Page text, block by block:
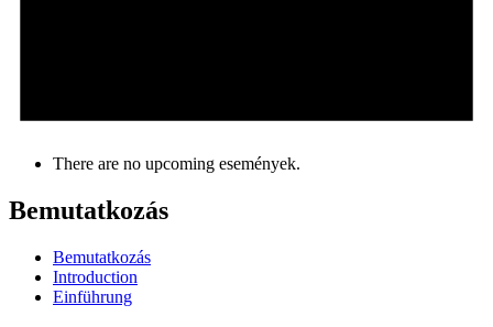
There are no upcoming események.
Bemutatkozás
Bemutatkozás
Introduction
Einführung